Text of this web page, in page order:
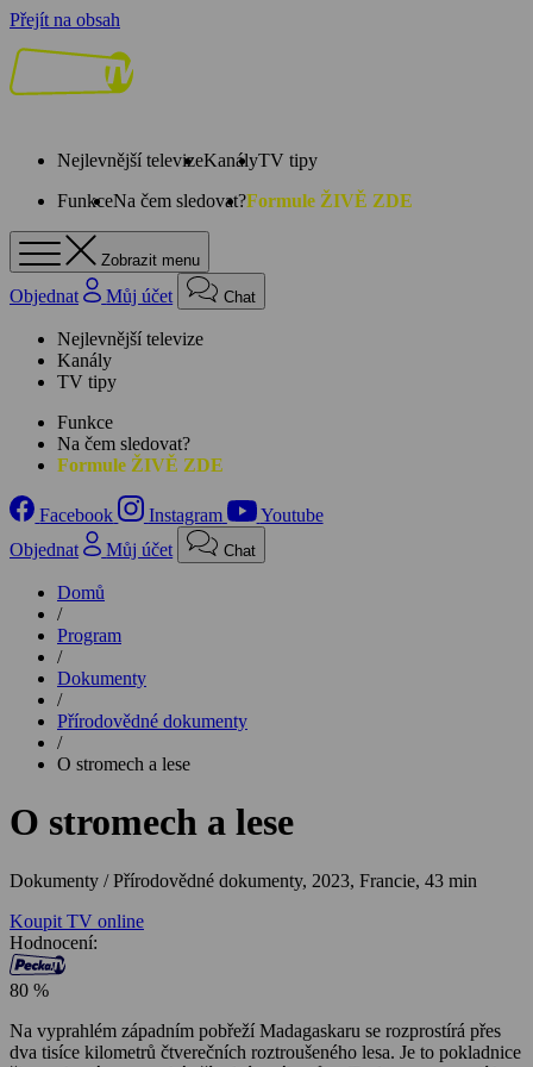
Přejít na obsah
Nejlevnější televizeKanályTV tipy
FunkceNa čem sledovat?Formule ŽIVĚ ZDE
Zobrazit menu
Objednat Můj účet Chat
Nejlevnější televize
Kanály
TV tipy
Funkce
Na čem sledovat?
Formule ŽIVĚ ZDE
Facebook Instagram
Youtube
Objednat
Můj účet Chat
Domů
/
Program
/
Dokumenty
/
Přírodovědné dokumenty
/
O stromech a lese
O stromech a lese
Dokumenty / Přírodovědné dokumenty, 2023, Francie, 43 min
Koupit TV online
Hodnocení:
80 %
Na vyprahlém západním pobřeží Madagaskaru se rozprostírá přes
dva tisíce kilometrů čtverečních roztroušeného lesa. Je to pokladnice